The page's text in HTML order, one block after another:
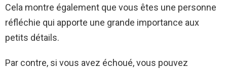
Cela montre également que vous êtes une personne
réfléchie qui apporte une grande importance aux
petits détails.
Par contre, si vous avez échoué, vous pouvez